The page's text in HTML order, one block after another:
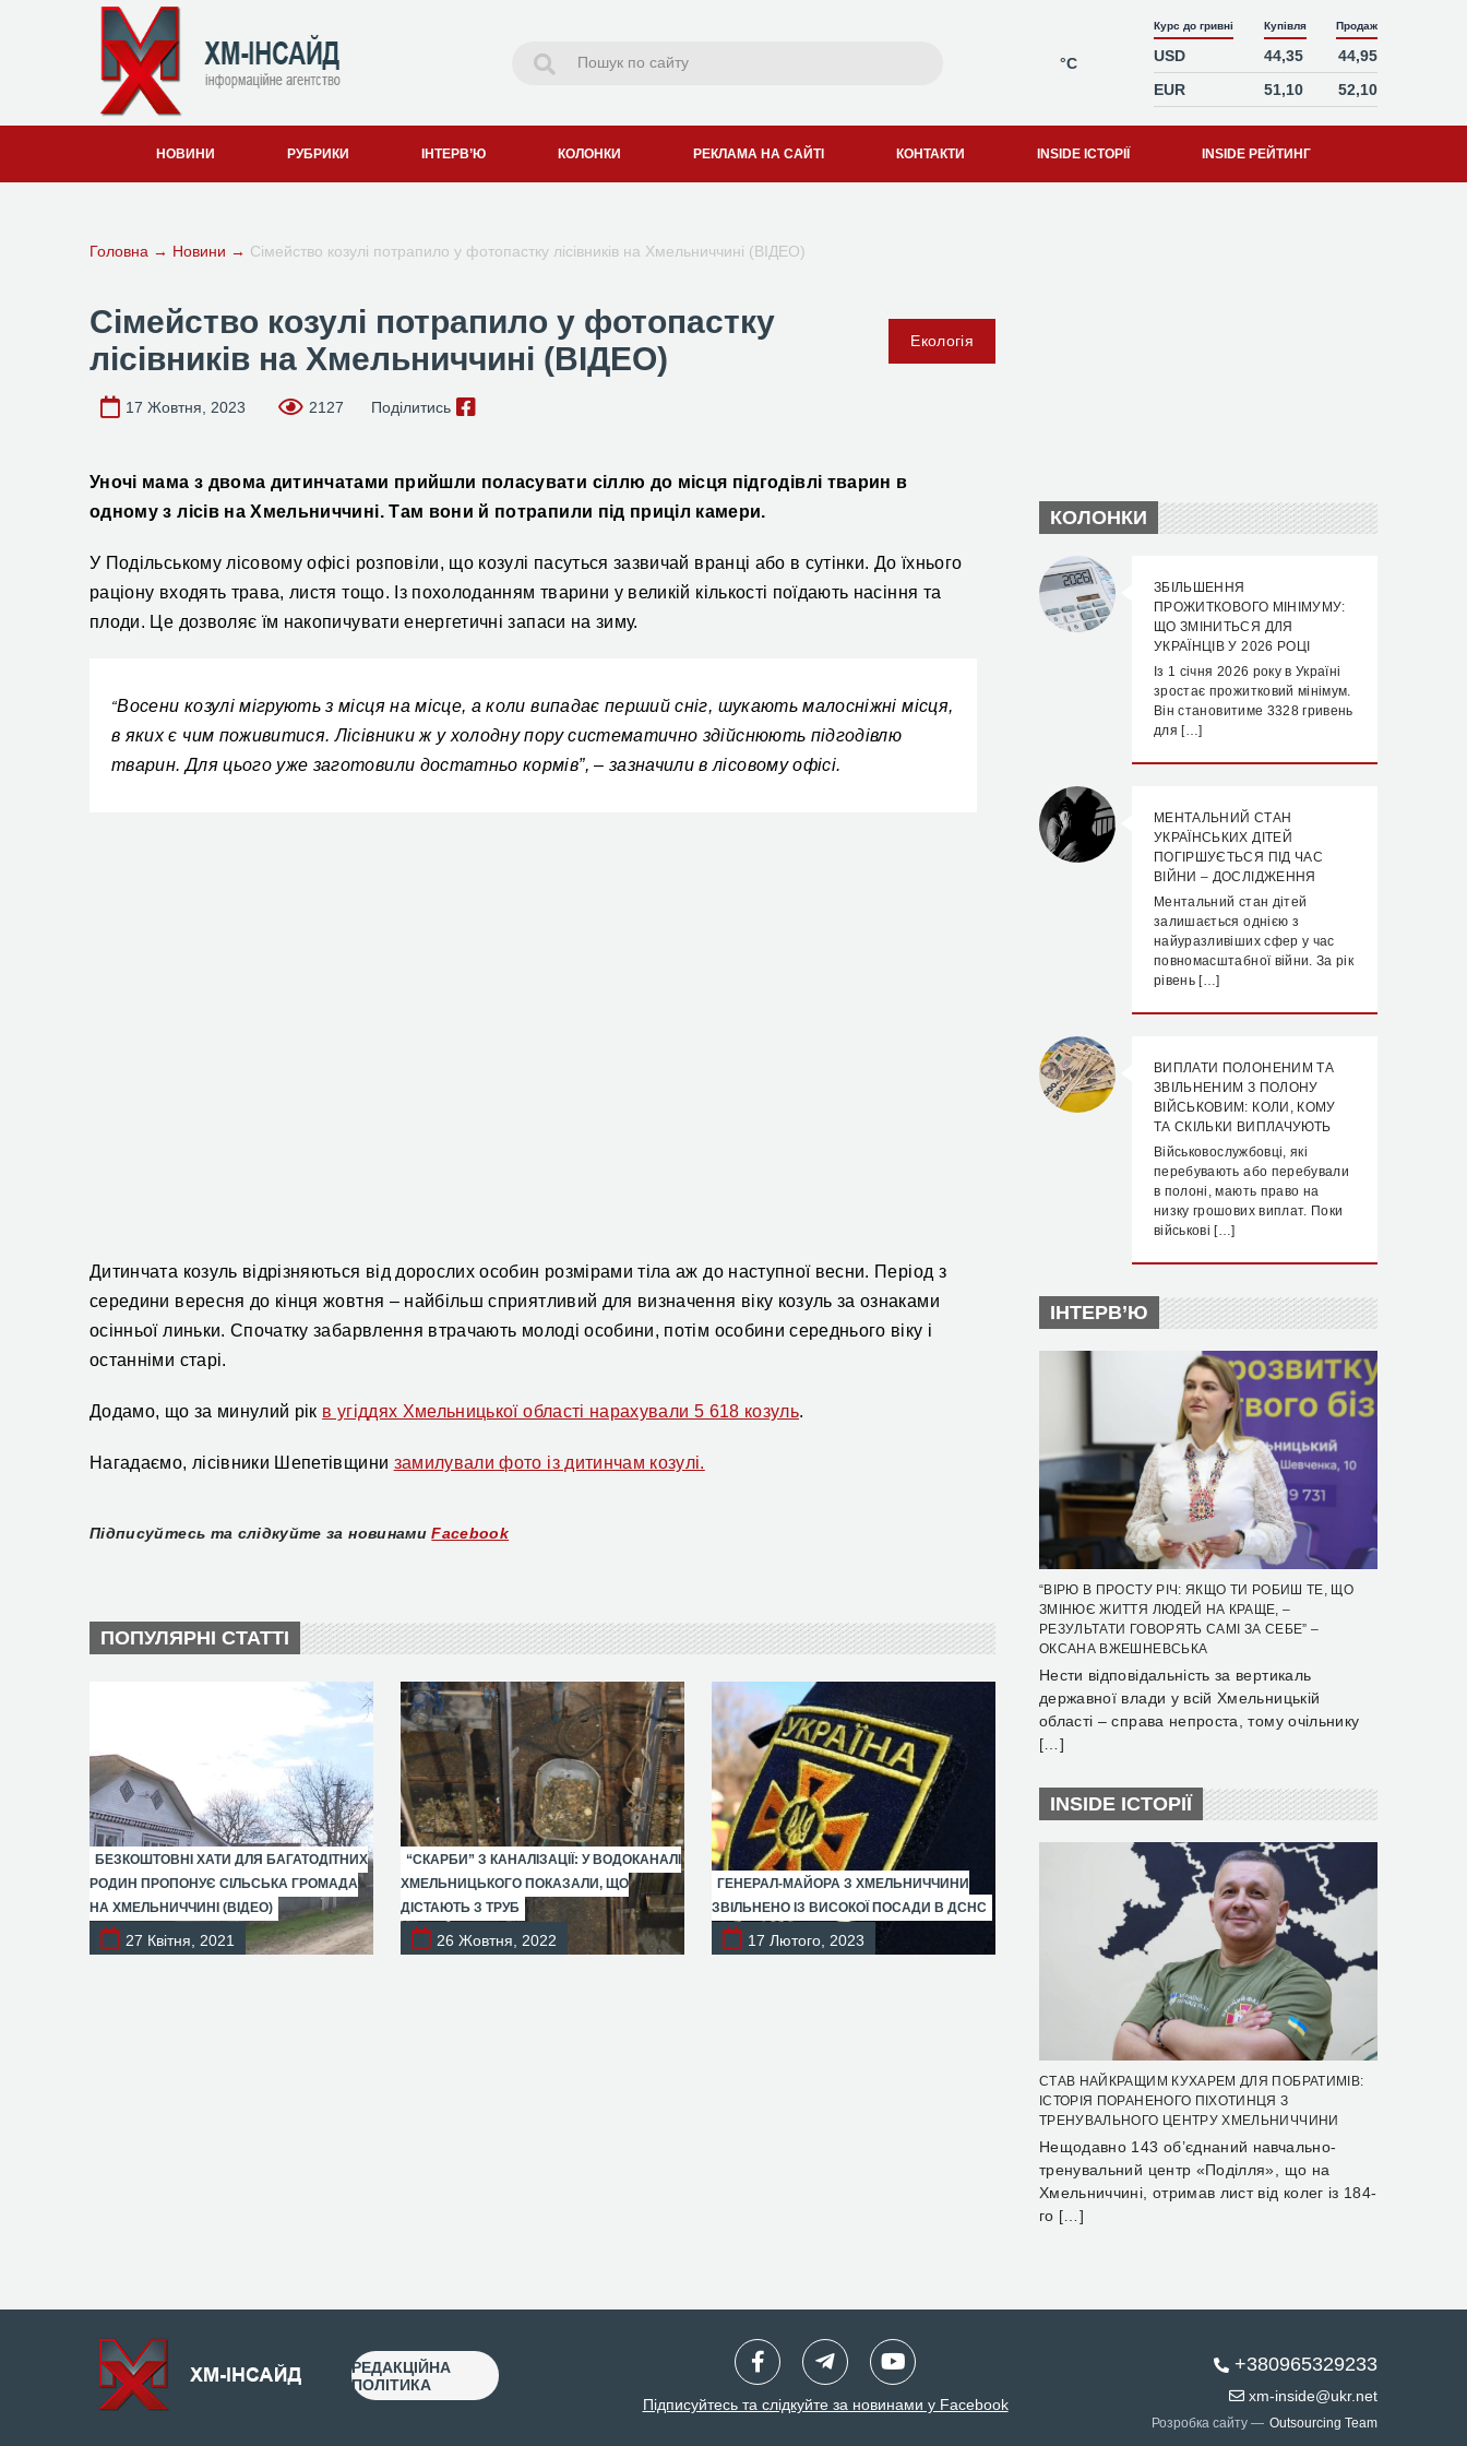
°C
Курс до гривні Купівля Продаж
USD 44,35
44,95
EUR
51,10 52,10
НОВИНИ РУБРИКИ ІНТЕРВ’Ю КОЛОНКИ РЕКЛАМА НА САЙТІ КОНТАКТИ INSIDE ІСТОРІЇ INSIDE РЕЙТИНГ
Головна → Новини → Сімейство козулі потрапило у фотопастку лісівників на Хмельниччині (ВІДЕО)
Сімейство козулі потрапило у фотопастку
лісівників на Хмельниччині (ВІДЕО)
Екологія
17 Жовтня, 2023 2127 Поділитись
Уночі мама з двома дитинчатами прийшли поласувати сіллю до місця підгодівлі тварин в
одному з лісів на Хмельниччині. Там вони й потрапили під приціл камери.
У Подільському лісовому офісі розповіли, що козулі пасуться зазвичай вранці або в сутінки. До їхнього
раціону входять трава, листя тощо. Із похолоданням тварини у великій кількості поїдають насіння та
плоди. Це дозволяє їм накопичувати енергетичні запаси на зиму.
“Восени козулі мігрують з місця на місце, а коли випадає перший сніг, шукають малосніжні місця,
в яких є чим поживитися. Лісівники ж у холодну пору систематично здійснюють підгодівлю
тварин. Для цього уже заготовили достатньо кормів”, – зазначили в лісовому офісі.
Дитинчата козуль відрізняються від дорослих особин розмірами тіла аж до наступної весни. Період з
середини вересня до кінця жовтня – найбільш сприятливий для визначення віку козуль за ознаками
осінньої линьки. Спочатку забарвлення втрачають молоді особини, потім особини середнього віку і
останніми старі.
Додамо, що за минулий рік в угіддях Хмельницької області нарахували 5 618 козуль.
Нагадаємо, лісівники Шепетівщини замилували фото із дитинчам козулі.
Підписуйтесь та слідкуйте за новинами Facebook
ПОПУЛЯРНІ СТАТТІ
БЕЗКОШТОВНІ ХАТИ ДЛЯ БАГАТОДІТНИХ
РОДИН ПРОПОНУЄ СІЛЬСЬКА ГРОМАДА
НА ХМЕЛЬНИЧЧИНІ (ВІДЕО)
27 Квітня, 2021
“СКАРБИ” З КАНАЛІЗАЦІЇ: У ВОДОКАНАЛІ
ХМЕЛЬНИЦЬКОГО ПОКАЗАЛИ, ЩО
ДІСТАЮТЬ З ТРУБ
26 Жовтня, 2022
ГЕНЕРАЛ-МАЙОРА З ХМЕЛЬНИЧЧИНИ
ЗВІЛЬНЕНО ІЗ ВИСОКОЇ ПОСАДИ В ДСНС
17 Лютого, 2023
КОЛОНКИ
ЗБІЛЬШЕННЯ
ПРОЖИТКОВОГО МІНІМУМУ:
ЩО ЗМІНИТЬСЯ ДЛЯ
УКРАЇНЦІВ У 2026 РОЦІ
Із 1 січня 2026 року в Україні
зростає прожитковий мінімум.
Він становитиме 3328 гривень
для […]
МЕНТАЛЬНИЙ СТАН
УКРАЇНСЬКИХ ДІТЕЙ
ПОГІРШУЄТЬСЯ ПІД ЧАС
ВІЙНИ – ДОСЛІДЖЕННЯ
Ментальний стан дітей
залишається однією з
найуразливіших сфер у час
повномасштабної війни. За рік
рівень […]
ВИПЛАТИ ПОЛОНЕНИМ ТА
ЗВІЛЬНЕНИМ З ПОЛОНУ
ВІЙСЬКОВИМ: КОЛИ, КОМУ
ТА СКІЛЬКИ ВИПЛАЧУЮТЬ
Військовослужбовці, які
перебувають або перебували
в полоні, мають право на
низку грошових виплат. Поки
військові […]
ІНТЕРВ’Ю
“ВІРЮ В ПРОСТУ РІЧ: ЯКЩО ТИ РОБИШ ТЕ, ЩО
ЗМІНЮЄ ЖИТТЯ ЛЮДЕЙ НА КРАЩЕ, –
РЕЗУЛЬТАТИ ГОВОРЯТЬ САМІ ЗА СЕБЕ” –
ОКСАНА ВЖЕШНЕВСЬКА
Нести відповідальність за вертикаль
державної влади у всій Хмельницькій
області – справа непроста, тому очільнику
[…]
INSIDE ІСТОРІЇ
СТАВ НАЙКРАЩИМ КУХАРЕМ ДЛЯ ПОБРАТИМІВ:
ІСТОРІЯ ПОРАНЕНОГО ПІХОТИНЦЯ З
ТРЕНУВАЛЬНОГО ЦЕНТРУ ХМЕЛЬНИЧЧИНИ
Нещодавно 143 об’єднаний навчально-
тренувальний центр «Поділля», що на
Хмельниччині, отримав лист від колег із 184-
го […]
РЕДАКЦІЙНА
ПОЛІТИКА
Підписуйтесь та слідкуйте за новинами у Facebook
+380965329233
xm-inside@ukr.net
Розробка сайту — Outsourcing Team